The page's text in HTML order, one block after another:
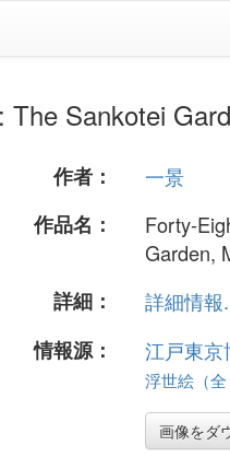
Sankotei
作者：
一景
作品名：
Forty-
Garden,
詳細：
詳細情報
情報源：
江戸東京
浮世絵（
画像をダ